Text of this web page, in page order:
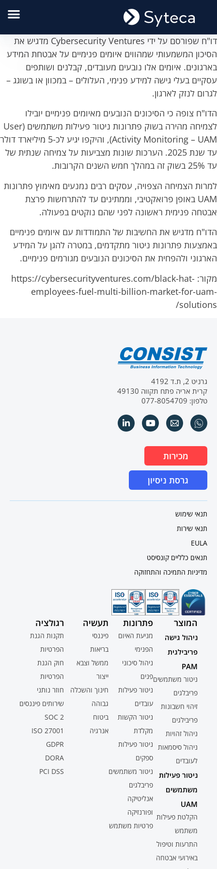
דו"ח שפורסם על ידי Cybersecurity Ventures מדגיש את
הסיכון המשמעותי שמהווים איומים פנימיים על אבטחת המידע
בארגונים. איומים אלו נובעים מעובדים, קבלנים ושותפים
עסקיים בעלי גישה למידע פנימי, העלולים – במכוון או בשוגג –
לגרום לנזק לארגון.
הדו"ח צופה כי הסיכונים הנובעים מאיומים פנימיים יובילו
לצמיחה מהירה בשוק פתרונות ניטור פעילות משתמשים (User
Activity Monitoring – UAM), והיקפו יגיע לכ-5 מיליארד דולר
עד שנת 2025. הערכות שונות מצביעות על צמיחה שנתית של
עד 25% בשוק זה במהלך חמש השנים הקרובות.
למרות הצמיחה הצפויה, עסקים רבים נמנעים מאימוץ פתרונות
UAM באופן פרואקטיבי, וממתינים עד להתרחשות פרצת
אבטחה פנימית ראשונה לפני שהם נוקטים בפעולה.
הדו"ח מדגיש את החשיבות של התמודדות עם איומים פנימיים
באמצעות פתרונות ניטור מתקדמים, במטרה להגן על המידע
הארגוני ולהפחית את הסיכונים הנובעים מגורמים פנימיים.
מקור: https://cybersecurityventures.com/black-hat-
employees-fuel-multi-billion-market-for-uam-
solutions/
גרניט 2, ת.ד 4192
קרית אריה פתח תקווה 49130
טלפון: 077-8054709
מכירות
גרסת ניסיון
תנאי שימוש
תנאי שירות
EULA
תנאים כלליים קונסיסט
מדיניות התמיכה והתחזוקה
המוצר
ניהול גישה
פריבילגית
PAM
ניטור משתמשים
פריבלגים
זיהוי חשבונות
פריבילגים
ניהול זהויות
ניהול סיסמאות
לעובדים
ניטור פעילות
משתמשים
UAM
הקלטת פעילות
משתמש
התרעות וטיפול
באירועי אבטחה
פתרונות
מניעת האיום
הפנימי
ניהול סיכוני
פנים
ניטור פעילות
עובדים
ניטור הקשות
מקלדת
ניטור פעילות
ספקים
ניטור משתמשים
פריבלגים
אנליטיקה
ופורנזיקה
פרטיות משתמש
תעשיה
פיננסי
בריאות
ממשל וצבא
ייצור
חינוך והשכלה
גבוהה
ביטוח
אנרגיה
רגולציה
תקנות הגנת
הפרטיות
חוק הגנת
הפרטיות
חוזר נותני
שירותים פיננסים
SOC 2
ISO 27001
GDPR
DORA
PCI DSS